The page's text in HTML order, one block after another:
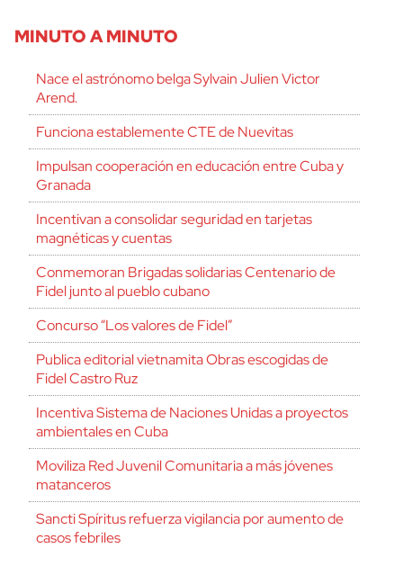
MINUTO A MINUTO
Nace el astrónomo belga Sylvain Julien Victor
Arend.
Funciona establemente CTE de Nuevitas
Impulsan cooperación en educación entre Cuba y
Granada
Incentivan a consolidar seguridad en tarjetas
magnéticas y cuentas
Conmemoran Brigadas solidarias Centenario de
Fidel junto al pueblo cubano
Concurso “Los valores de Fidel”
Publica editorial vietnamita Obras escogidas de
Fidel Castro Ruz
Incentiva Sistema de Naciones Unidas a proyectos
ambientales en Cuba
Moviliza Red Juvenil Comunitaria a más jóvenes
matanceros
Sancti Spíritus refuerza vigilancia por aumento de
casos febriles